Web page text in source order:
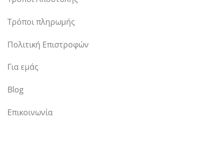
Τρόποι πληρωμής
Πολιτική Επιστροφών
Για εμάς
Blog
Επικοινωνία